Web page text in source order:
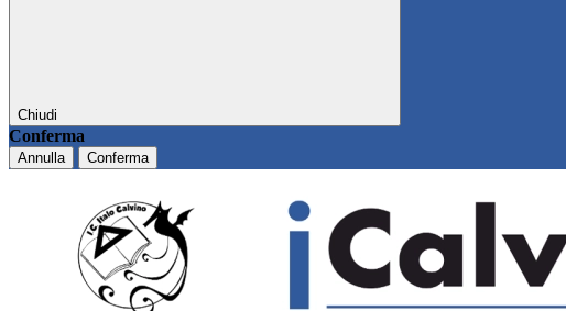
Chiudi
Conferma
Annulla Conferma